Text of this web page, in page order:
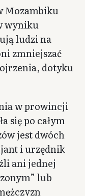
Mozambiku
wyniku
ludzi na
zmniejszać
dotyku
w prowincji
się po całym
jest dwóch
i urzędnik
ani jednej
lub